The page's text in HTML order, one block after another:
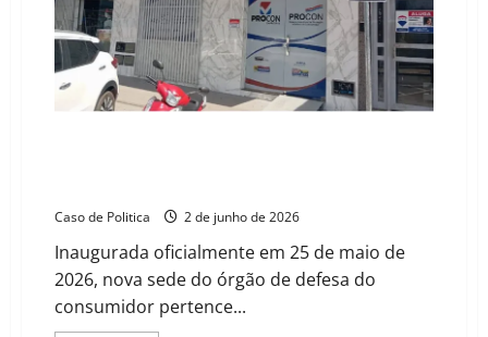
o
Dia
Municipal
do
Vereador
em
Barreiras
Caso de Politica 2 de junho de 2026
Inaugurada oficialmente em 25 de maio de
2026, nova sede do órgão de defesa do
consumidor pertence...